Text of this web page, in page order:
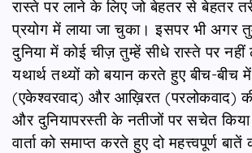
रास्‍ते पर लाने के लिए जो बेहतर से बेहतर
प्रयोग में लाया जा चुका। इसपर भी अगर
दुनिया में कोई चीज़ तुम्हें सीधे रास्ते पर
यथार्थ तथ्यों को बयान करते हुए बीच-बीच
(एकेश्वरवाद) और आख़िरत (परलोकवाद)
और दुनियापरस्‍ती के नतीजों पर सचेत
वार्ता को समाप्त करते हुए दो महत्त्वपूर्ण